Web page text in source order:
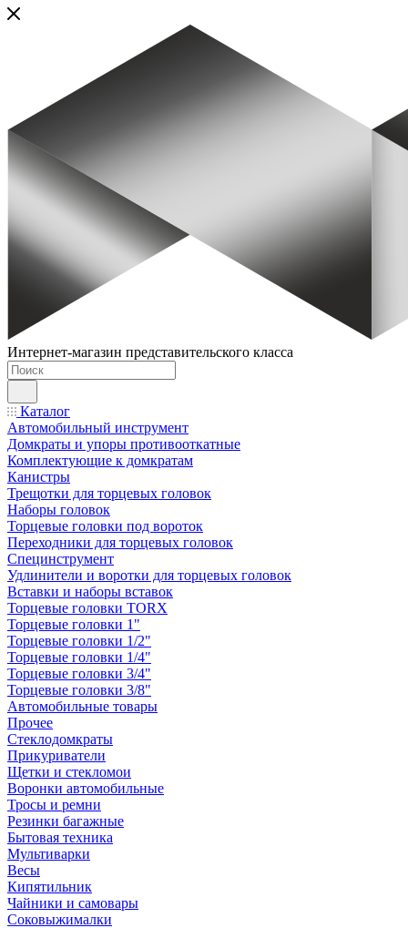
Интернет-магазин представительского класса
Каталог
Автомобильный инструмент
Домкраты и упоры противооткатные
Комплектующие к домкратам
Канистры
Трещотки для торцевых головок
Наборы головок
Торцевые головки под вороток
Переходники для торцевых головок
Специнструмент
Удлинители и воротки для торцевых головок
Вставки и наборы вставок
Торцевые головки TORX
Торцевые головки 1"
Торцевые головки 1/2"
Торцевые головки 1/4"
Торцевые головки 3/4"
Торцевые головки 3/8"
Автомобильные товары
Прочее
Стеклодомкраты
Прикуриватели
Щетки и стекломои
Воронки автомобильные
Тросы и ремни
Резинки багажные
Бытовая техника
Мультиварки
Весы
Кипятильник
Чайники и самовары
Соковыжималки